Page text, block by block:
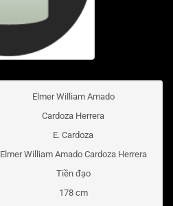
Elmer William Amado
Cardoza Herrera
E. Cardoza
Elmer William Amado Cardoza Herrera
Tiền đạo
178 cm